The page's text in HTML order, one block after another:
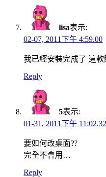
lisa表示:
02-07, 2011下午 4:59.00
我已經安裝完成了 這
Reply
5表示:
01-31, 2011下午 11:02.32
要如何改桌面??
完全不會用…
Reply